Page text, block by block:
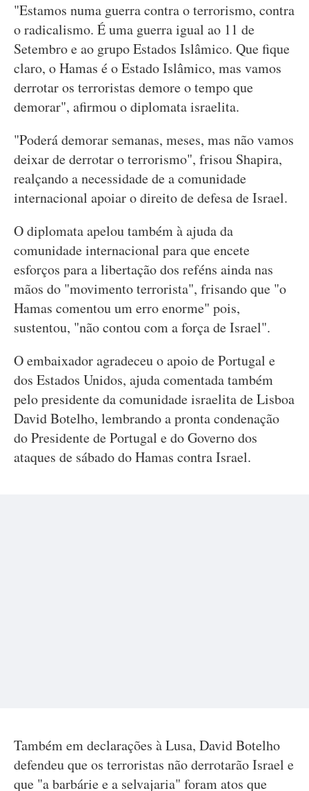
"Estamos numa guerra contra o terrorismo, contra
o radicalismo. É uma guerra igual ao 11 de
Setembro e ao grupo Estados Islâmico. Que fique
claro, o Hamas é o Estado Islâmico, mas vamos
derrotar os terroristas demore o tempo que
demorar", afirmou o diplomata israelita.
"Poderá demorar semanas, meses, mas não vamos
deixar de derrotar o terrorismo", frisou Shapira,
realçando a necessidade de a comunidade
internacional apoiar o direito de defesa de Israel.
O diplomata apelou também à ajuda da
comunidade internacional para que encete
esforços para a libertação dos reféns ainda nas
mãos do "movimento terrorista", frisando que "o
Hamas comentou um erro enorme" pois,
sustentou, "não contou com a força de Israel".
O embaixador agradeceu o apoio de Portugal e
dos Estados Unidos, ajuda comentada também
pelo presidente da comunidade israelita de Lisboa
David Botelho, lembrando a pronta condenação
do Presidente de Portugal e do Governo dos
ataques de sábado do Hamas contra Israel.
Também em declarações à Lusa, David Botelho
defendeu que os terroristas não derrotarão Israel e
que "a barbárie e a selvajaria" foram atos que